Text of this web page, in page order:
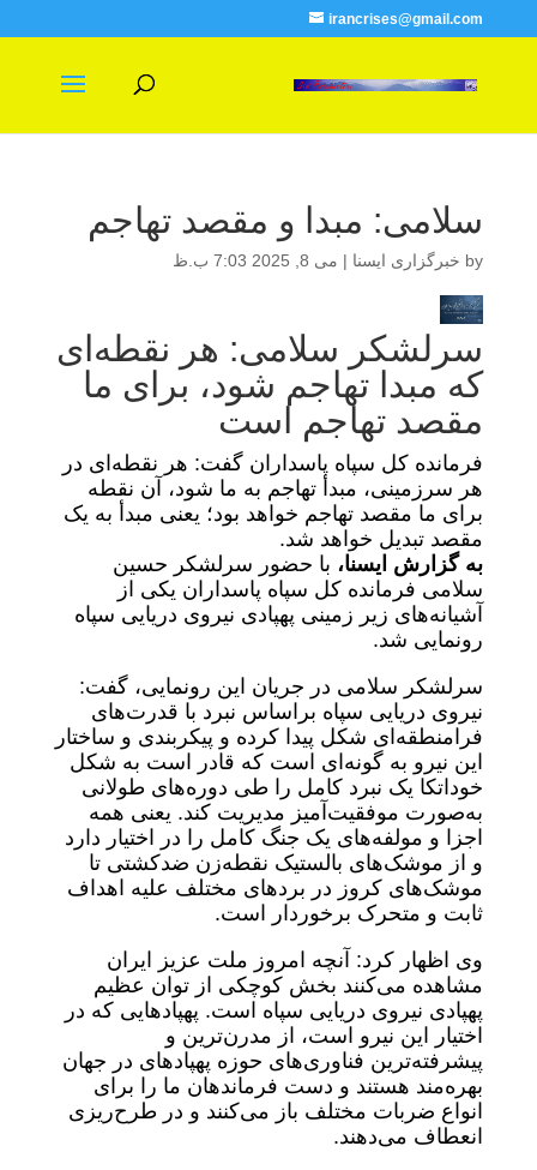
irancrises@gmail.com
سلامی: مبدا و مقصد تهاجم
by خبرگزاری ایسنا | می 8, 2025 7:03 ب.ظ
سرلشکر سلامی: هر نقطه‌ای
که مبدا تهاجم شود، برای ما
مقصد تهاجم است
فرمانده کل سپاه پاسداران گفت: هر نقطه‌ای در
هر سرزمینی، مبدأ تهاجم به ما شود، آن نقطه
برای ما مقصد تهاجم خواهد بود؛ یعنی مبدأ به یک
مقصد تبدیل خواهد شد.
به گزارش ایسنا، با حضور سرلشکر حسین
سلامی فرمانده کل سپاه پاسداران یکی از
آشیانه‌های زیر زمینی پهپادی نیروی دریایی سپاه
رونمایی شد.
سرلشکر سلامی در جریان این رونمایی، گفت:
نیروی دریایی سپاه براساس نبرد با قدرت‌های
فرامنطقه‌ای شکل پیدا کرده و پیکربندی و ساختار
این نیرو به گونه‌ای است که قادر است به شکل
خوداتکا یک نبرد کامل را طی دوره‌های طولانی
به‌صورت موفقیت‌آمیز مدیریت کند. یعنی همه
اجزا و مولفه‌های یک جنگ کامل را در اختیار دارد
و از موشک‌های بالستیک نقطه‌زن ضدکشتی تا
موشک‌های کروز در بردهای مختلف علیه اهداف
ثابت و متحرک برخوردار است.
وی اظهار کرد: آنچه امروز ملت عزیز ایران
مشاهده می‌کنند بخش کوچکی از توان عظیم
پهپادی نیروی دریایی سپاه است. پهپادهایی که در
اختیار این نیرو است، از مدرن‌ترین و
پیشرفته‌ترین فناوری‌های حوزه پهپادهای در جهان
بهره‌مند هستند و دست فرماندهان ما را برای
انواع ضربات مختلف باز می‌کنند و در طرح‌ریزی
انعطاف می‌دهند.